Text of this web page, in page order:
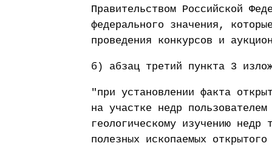
Правительством Российской
федерального значения,
проведения конкурсов и
б) абзац третий пункта 3
"при установлении факта
на участке недр
геологическому изучению
полезных ископаемых